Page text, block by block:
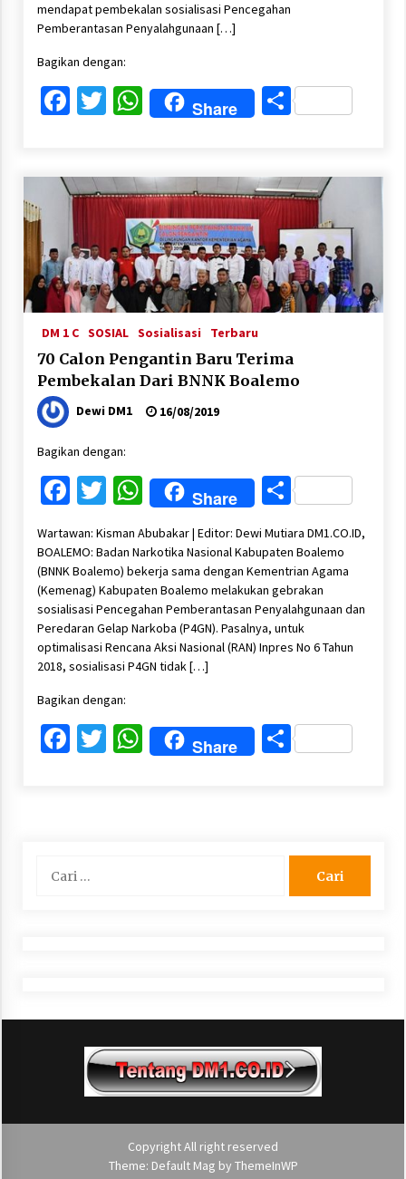
mendapat pembekalan sosialisasi Pencegahan
Pemberantasan Penyalahgunaan […]
Bagikan dengan:
Facebook
Twitter
WhatsApp
Share Share
DM 1 C SOSIAL Sosialisasi Terbaru
70 Calon Pengantin Baru Terima
Pembekalan Dari BNNK Boalemo
Dewi DM1 16/08/2019
Bagikan dengan:
Facebook
Twitter
WhatsApp
Share Share
Wartawan: Kisman Abubakar | Editor: Dewi Mutiara DM1.CO.ID,
BOALEMO: Badan Narkotika Nasional Kabupaten Boalemo
(BNNK Boalemo) bekerja sama dengan Kementrian Agama
(Kemenag) Kabupaten Boalemo melakukan gebrakan
sosialisasi Pencegahan Pemberantasan Penyalahgunaan dan
Peredaran Gelap Narkoba (P4GN). Pasalnya, untuk
optimalisasi Rencana Aksi Nasional (RAN) Inpres No 6 Tahun
2018, sosialisasi P4GN tidak […]
Bagikan dengan:
Facebook
Twitter
WhatsApp
Share Share
untuk:
Copyright All right reserved
Theme: Default Mag by ThemeInWP